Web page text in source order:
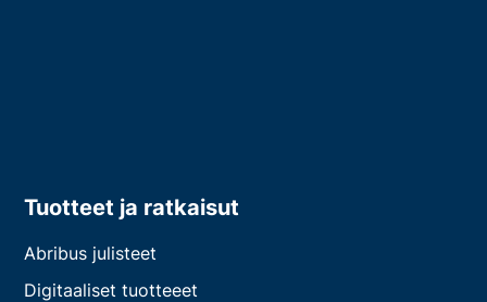
Tuotteet ja ratkaisut
Abribus julisteet
Digitaaliset tuotteeet